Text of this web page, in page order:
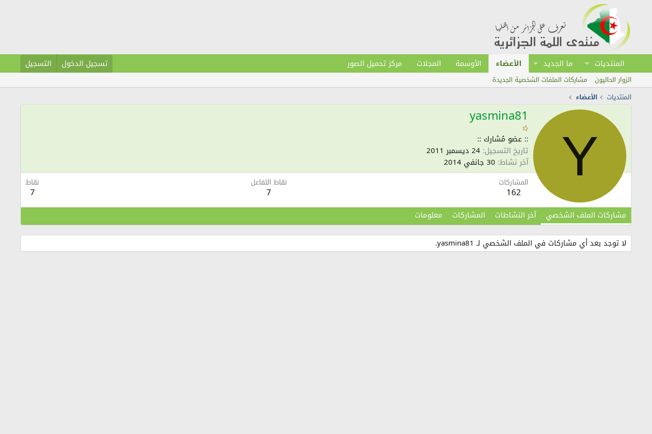
المنتديات ما الجديد الأعضاء الأوسمة المجلات مركز تحميل الصور تسجيل الدخول التسجيل
الزوار الحاليون
مشاركات الملفات الشخصية الجديدة
المنتديات
الأعضاء
Y
yasmina81
:: عضو مُشارك ::
تاريخ التسجيل 24 ديسمبر 2011
آخر نشاط 30 جانفي 2014
المشاركات
162
نقاط التفاعل
7
نقاط
7
مشاركات الملف الشخصي آخر النشاطات المشاركات معلومات
لا توجد بعد أي مشاركات في الملف الشخصي لـ yasmina81.